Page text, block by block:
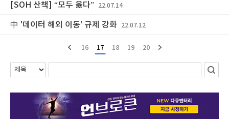
[SOH 산책] “모두 옳다” 22.07.14
中 '데이터 해외 이동' 규제 강화 22.07.12
16 17 18 19 20